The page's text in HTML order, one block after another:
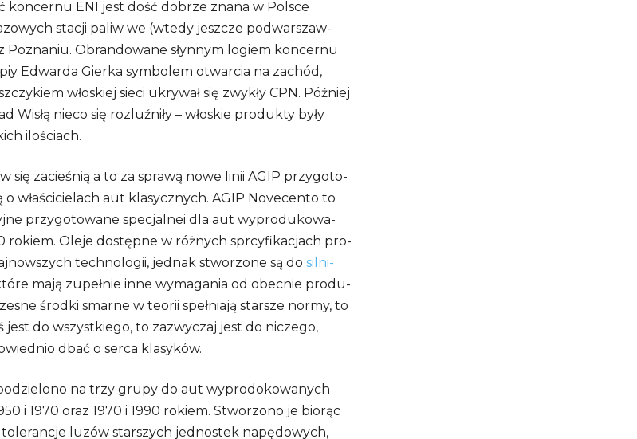
kon­cernu ENI jest dość dobrze znana w Pol­sce
sta­cji paliw we (wtedy jesz­cze podwar­szaw­
Pozna­niu. Obran­do­wane słyn­nym logiem kon­cernu
Edwarda Gierka sym­bo­lem otwar­cia na zachód,
wło­skiej sieci ukry­wał się zwy­kły CPN. Póź­niej
Wisłą nieco się roz­luź­niły – wło­skie pro­dukty były
ilo­ściach.
się zacie­śnią a to za sprawą nowe linii AGIP przy­go­to­
wła­ści­cie­lach aut kla­sycz­nych. AGIP Nove­cento to
przy­go­to­wane spe­cjal­nei dla aut wypro­du­ko­wa­
rokiem. Oleje dostępne w róż­nych spr­cy­fi­ka­cjach pro­
tech­no­lo­gii, jed­nak stwo­rzone są do sil­ni­
mają zupeł­nie inne wyma­ga­nia od obec­nie pro­du­
środki smarne w teo­rii speł­niają star­sze normy, to
jest do wszyst­kiego, to zazwy­czaj jest do niczego,
dbać o serca kla­sy­ków.
na trzy grupy do aut wypro­do­ko­wa­nych
i 1970 oraz 1970 i 1990 rokiem. Stwo­rzono je bio­rąc
luzów star­szych jed­no­stek napę­do­wych,